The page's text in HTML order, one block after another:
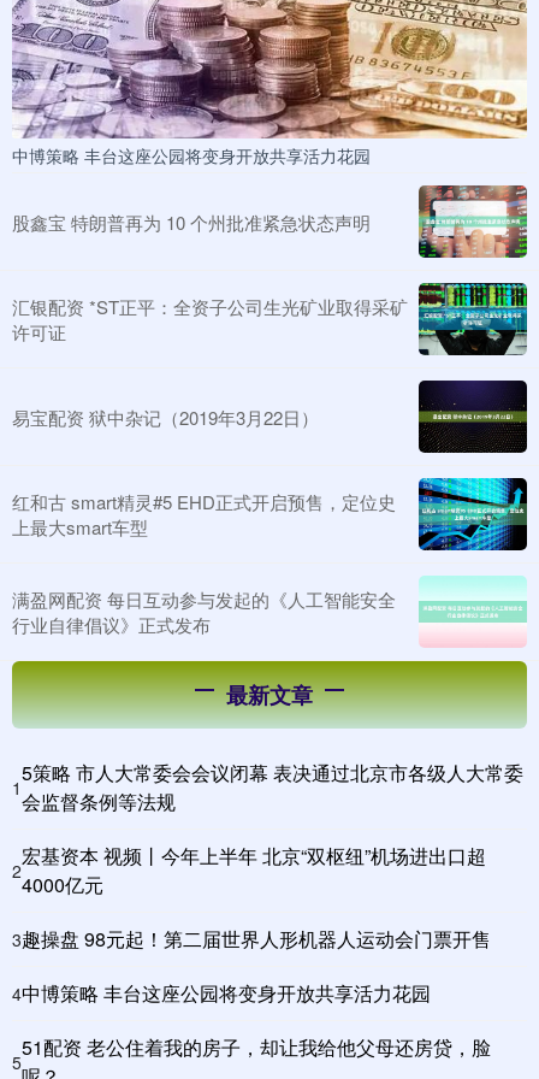
中博策略 丰台这座公园将变身开放共享活力花园
股鑫宝 特朗普再为 10 个州批准紧急状态声明
汇银配资 *ST正平：全资子公司生光矿业取得采矿
许可证
易宝配资 狱中杂记（2019年3月22日）
红和古 smart精灵#5 EHD正式开启预售，定位史
上最大smart车型
满盈网配资 每日互动参与发起的《人工智能安全
行业自律倡议》正式发布
最新文章
1
5策略 市人大常委会会议闭幕 表决通过北京市各级人大常委
会监督条例等法规
2
宏基资本 视频丨今年上半年 北京“双枢纽”机场进出口超
4000亿元
3趣操盘 98元起！第二届世界人形机器人运动会门票开售
4中博策略 丰台这座公园将变身开放共享活力花园
5
51配资 老公住着我的房子，却让我给他父母还房贷，脸